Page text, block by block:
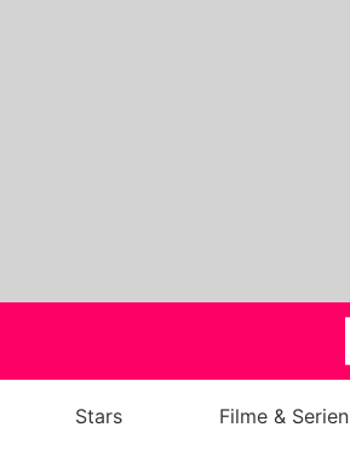
Stars Filme & Serien